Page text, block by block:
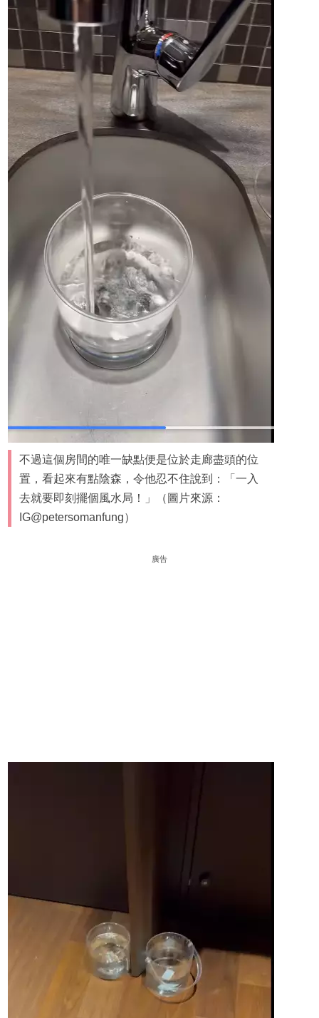
不過這個房間的唯一缺點便是位於走廊盡頭的位
置，看起來有點陰森，令他忍不住說到：「一入
去就要即刻擺個風水局！」（圖片來源：
IG@petersomanfung）
廣告